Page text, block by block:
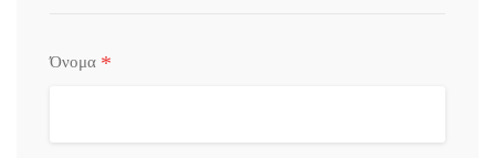
Όνομα *